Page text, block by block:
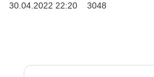
30.04.2022 22:20 3048